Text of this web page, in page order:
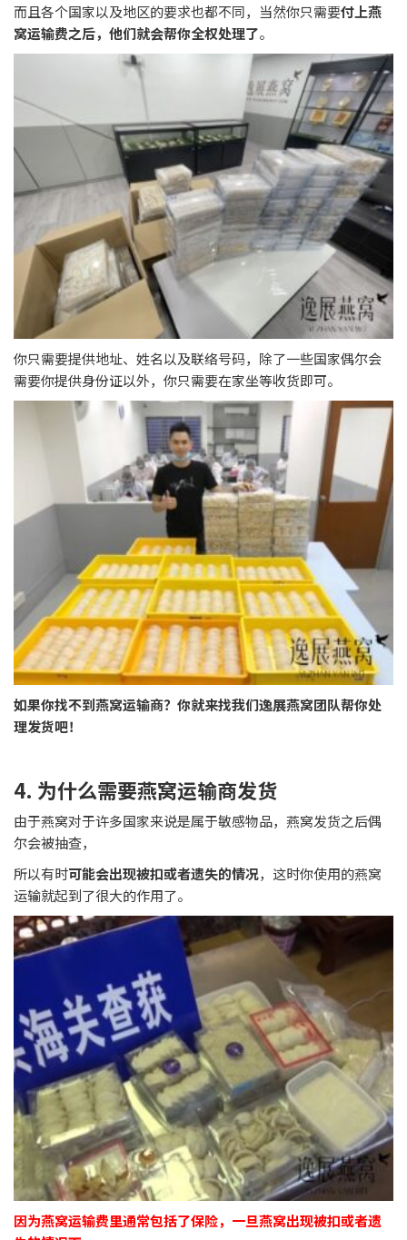
而且各个国家以及地区的要求也都不同，当然你只需要付上燕
窝运输费之后，他们就会帮你全权处理了。
你只需要提供地址、姓名以及联络号码，除了一些国家偶尔会
需要你提供身份证以外，你只需要在家坐等收货即可。
如果你找不到燕窝运输商？你就来找我们逸展燕窝团队帮你处
理发货吧！
4. 为什么需要燕窝运输商发货
由于燕窝对于许多国家来说是属于敏感物品，燕窝发货之后偶
尔会被抽查，
所以有时可能会出现被扣或者遗失的情况，这时你使用的燕窝
运输就起到了很大的作用了。
因为燕窝运输费里通常包括了保险，一旦燕窝出现被扣或者遗